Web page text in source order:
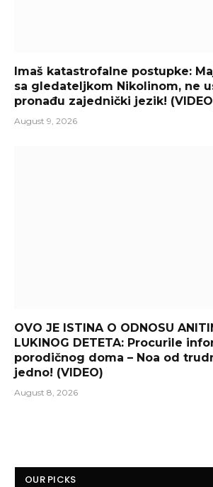
Imaš katastrofalne postupke:
sa gledateljkom Nikolinom, ne
pronađu zajednički jezik!
August 9, 2026
OVO JE ISTINA O ODNOSU
LUKINOG DETETA: Procurile
porodičnog doma – Noa od
jedno! (VIDEO)
August 8, 2026
OUR PICKS